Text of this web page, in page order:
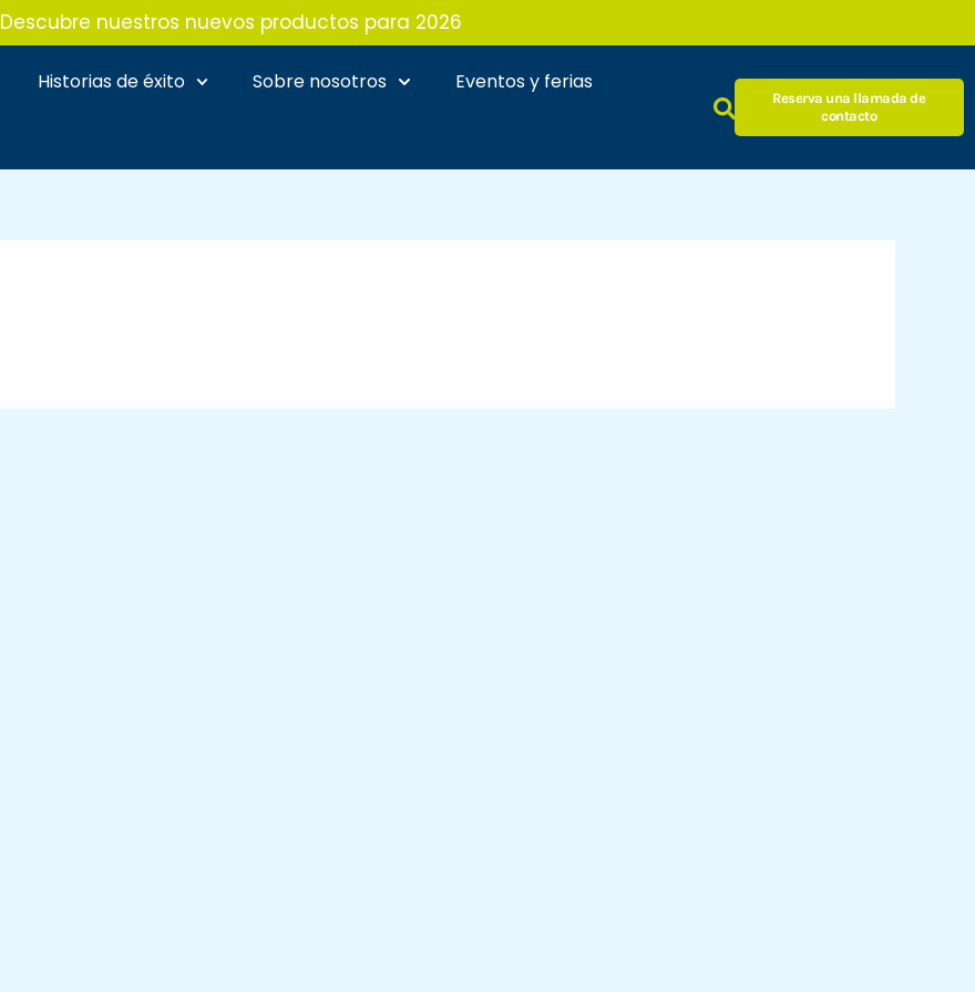
Descubre nuestros nuevos productos para 2026
Historias de éxito Sobre nosotros
Eventos y ferias
Reserva una llamada de
contacto